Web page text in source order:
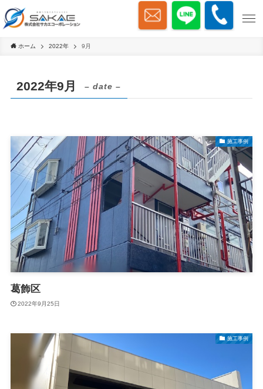
ホーム 2022年 9月
2022年9月 – date –
施工事例
葛飾区
2022年9月25日
施工事例